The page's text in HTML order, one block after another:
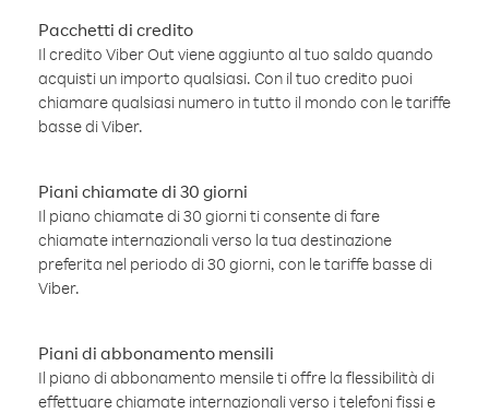
Pacchetti di credito
Il credito Viber Out viene aggiunto al tuo saldo quando
acquisti un importo qualsiasi. Con il tuo credito puoi
chiamare qualsiasi numero in tutto il mondo con le tariffe
basse di Viber.
Piani chiamate di 30 giorni
Il piano chiamate di 30 giorni ti consente di fare
chiamate internazionali verso la tua destinazione
preferita nel periodo di 30 giorni, con le tariffe basse di
Viber.
Piani di abbonamento mensili
Il piano di abbonamento mensile ti offre la flessibilità di
effettuare chiamate internazionali verso i telefoni fissi e